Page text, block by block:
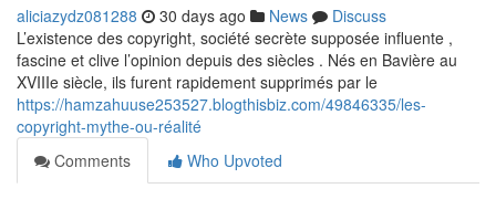
aliciazydz081288 30 days ago News
Discuss
L’existence des copyright, société secrète supposée influente ,
fascine et clive l’opinion depuis des siècles . Nés en Bavière au
XVIIIe siècle, ils furent rapidement supprimés par le
https://hamzahuuse253527.blogthisbiz.com/49846335/les-
copyright-mythe-ou-réalité
Comments
Who Upvoted